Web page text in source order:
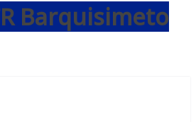
Barquisimeto